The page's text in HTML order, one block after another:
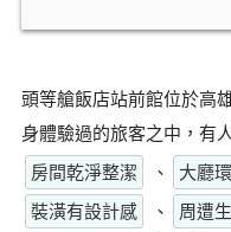
頭等艙飯店站前館位於高
身體驗過的旅客之中，有
房間乾淨整潔
、 大廳
裝潢有設計感
、 周遭